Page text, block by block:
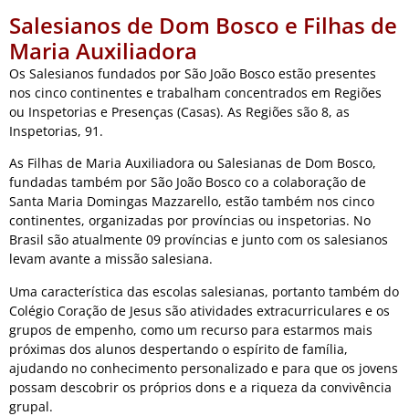
Salesianos de Dom Bosco e Filhas de
Maria Auxiliadora
Os Salesianos fundados por São João Bosco estão presentes
nos cinco continentes e trabalham concentrados em Regiões
ou Inspetorias e Presenças (Casas). As Regiões são 8, as
Inspetorias, 91.
As Filhas de Maria Auxiliadora ou Salesianas de Dom Bosco,
fundadas também por São João Bosco co a colaboração de
Santa Maria Domingas Mazzarello, estão também nos cinco
continentes, organizadas por províncias ou inspetorias. No
Brasil são atualmente 09 províncias e junto com os salesianos
levam avante a missão salesiana.
Uma característica das escolas salesianas, portanto também do
Colégio Coração de Jesus são atividades extracurriculares e os
grupos de empenho, como um recurso para estarmos mais
próximas dos alunos despertando o espírito de família,
ajudando no conhecimento personalizado e para que os jovens
possam descobrir os próprios dons e a riqueza da convivência
grupal.